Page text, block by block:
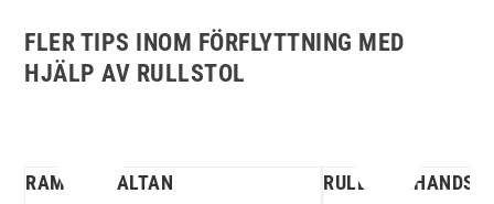
FLER TIPS INOM FÖRFLYTTNING MED
HJÄLP AV RULLSTOL
RAMP VID ALTAN